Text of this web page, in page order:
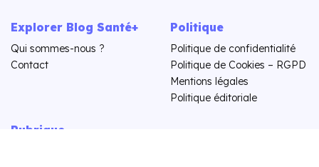
Explorer Blog Santé+
Qui sommes-nous ?
Contact
Politique
Politique de confidentialité
Politique de Cookies – RGPD
Mentions légales
Politique éditoriale
Rubrique